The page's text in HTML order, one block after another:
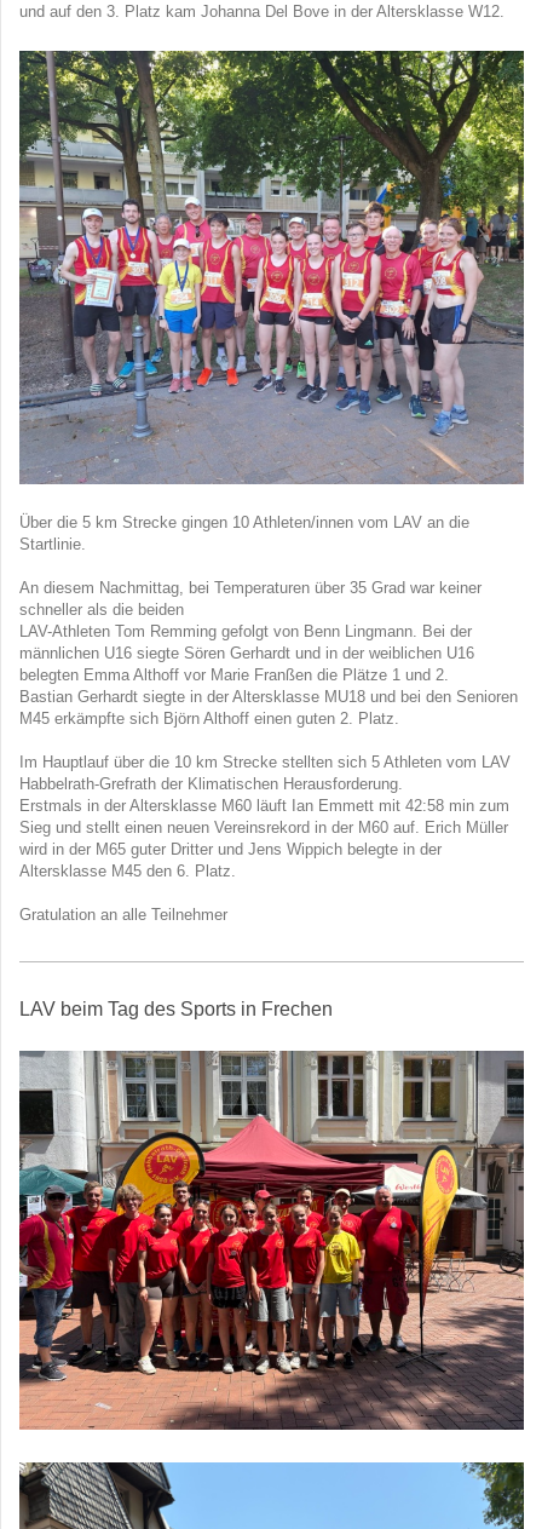
und auf den 3. Platz kam Johanna Del Bove in der Altersklasse W12.
Über die 5 km Strecke gingen 10 Athleten/innen vom LAV an die
Startlinie.
An diesem Nachmittag, bei Temperaturen über 35 Grad war keiner
schneller als die beiden
LAV-Athleten Tom Remming gefolgt von Benn Lingmann. Bei der
männlichen U16 siegte Sören Gerhardt und in der weiblichen U16
belegten Emma Althoff vor Marie Franßen die Plätze 1 und 2.
Bastian Gerhardt siegte in der Altersklasse MU18 und bei den Senioren
M45 erkämpfte sich Björn Althoff einen guten 2. Platz.
Im Hauptlauf über die 10 km Strecke stellten sich 5 Athleten vom LAV
Habbelrath-Grefrath der Klimatischen Herausforderung.
Erstmals in der Altersklasse M60 läuft Ian Emmett mit 42:58 min zum
Sieg und stellt einen neuen Vereinsrekord in der M60 auf. Erich Müller
wird in der M65 guter Dritter und Jens Wippich belegte in der
Altersklasse M45 den 6. Platz.
Gratulation an alle Teilnehmer
LAV beim Tag des Sports in Frechen